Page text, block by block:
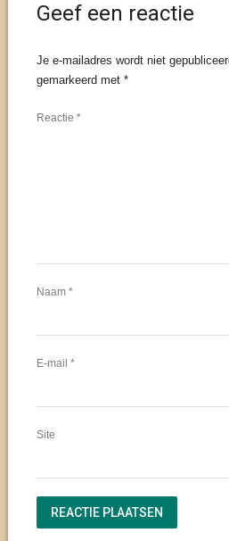
Geef een reactie
Je e-mailadres wordt niet
gemarkeerd met *
Reactie *
Naam *
E-mail *
Site